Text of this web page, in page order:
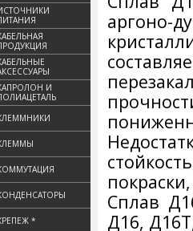
И
*
аргоно-
Сплав
Д16,